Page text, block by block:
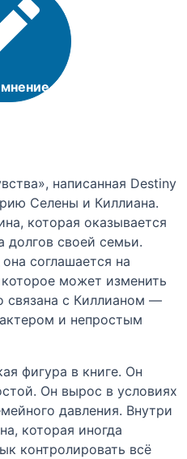
написанная Destiny
Селены и Киллиана.
которая оказывается
долгов своей семьи.
соглашается на
может изменить
связана с Киллианом —
и непростым
фигура в книге. Он
Он вырос в условиях
давления. Внутри
которая иногда
контролировать всё